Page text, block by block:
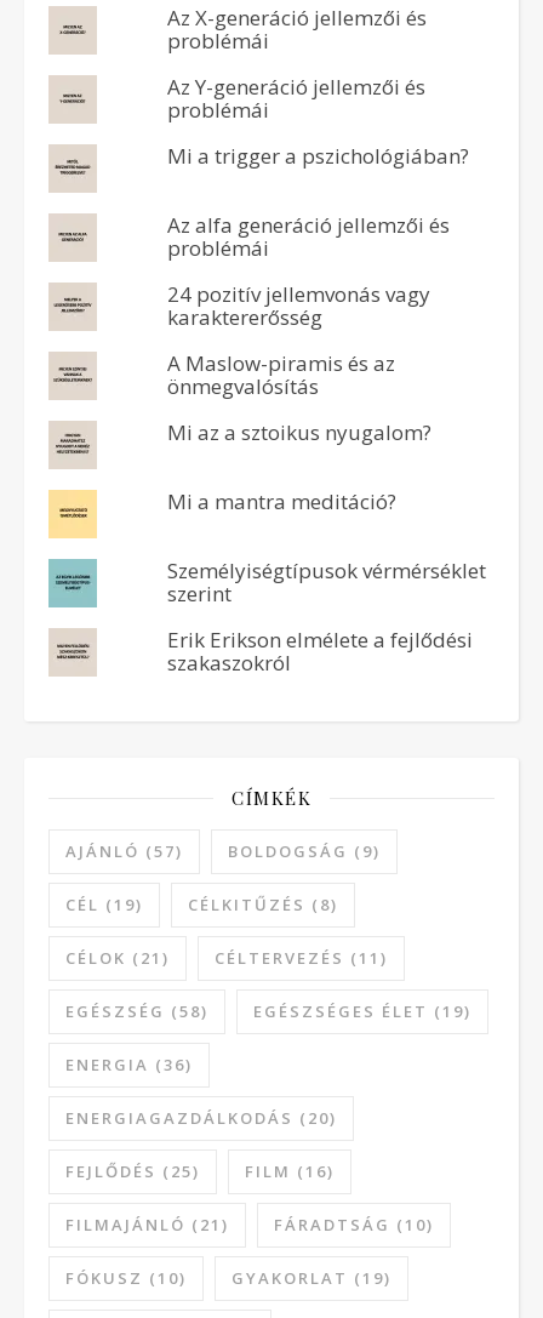
Az X-generáció jellemzői és
problémái
Az Y-generáció jellemzői és
problémái
Mi a trigger a pszichológiában?
Az alfa generáció jellemzői és
problémái
24 pozitív jellemvonás vagy
karaktererősség
A Maslow-piramis és az
önmegvalósítás
Mi az a sztoikus nyugalom?
Mi a mantra meditáció?
Személyiségtípusok vérmérséklet
szerint
Erik Erikson elmélete a fejlődési
szakaszokról
CÍMKÉK
AJÁNLÓ (57) BOLDOGSÁG (9)
CÉL (19) CÉLKITŰZÉS (8)
CÉLOK (21) CÉLTERVEZÉS (11)
EGÉSZSÉG (58) EGÉSZSÉGES ÉLET (19)
ENERGIA (36)
ENERGIAGAZDÁLKODÁS (20)
FEJLŐDÉS (25) FILM (16)
FILMAJÁNLÓ (21) FÁRADTSÁG (10)
FÓKUSZ (10) GYAKORLAT (19)